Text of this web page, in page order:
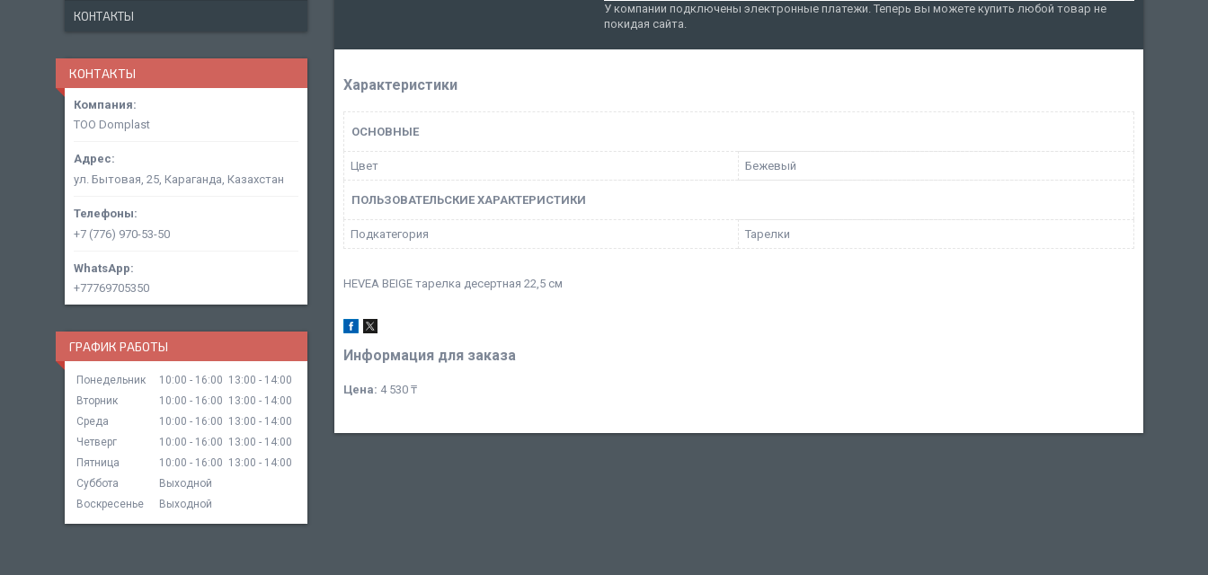
У компании подключены электронные платежи. Теперь вы можете купить любой товар не
покидая сайта.
Характеристики
ОСНОВНЫЕ
Цвет Бежевый
ПОЛЬЗОВАТЕЛЬСКИЕ ХАРАКТЕРИСТИКИ
Подкатегория Тарелки
HEVEA BEIGE тарелка десертная 22,5 см
Информация для заказа
Цена: 4 530 ₸
КОНТАКТЫ
КОНТАКТЫ
ТОО Domplast
ул. Бытовая, 25, Караганда, Казахстан
+7 (776) 970-53-50
+77769705350
ГРАФИК РАБОТЫ
Понедельник 10:00 16:00 13:00
14:00
Вторник
10:00 16:00 13:00
14:00
Среда
10:00 16:00 13:00
14:00
Четверг
10:00 16:00 13:00
14:00
Пятница
10:00 16:00 13:00
14:00
Суббота
Выходной
Воскресенье
Выходной